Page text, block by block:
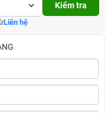
Kiểm tra
Liên hệ